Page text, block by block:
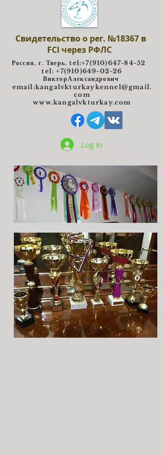
Свидетельство о рег. №18367 в
FCI через РФЛС
Россия, г. Тверь. tel:+7(910)647-84-52
tel: +7(910)649-02-26
ВикторАлександрович
email:kangalvkturkaykennel@gmail.
com
www.kangalvkturkay.com
Log In